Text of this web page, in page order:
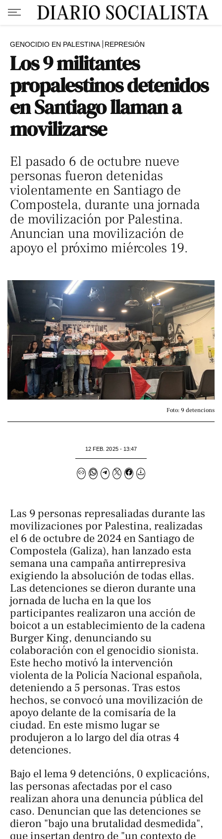
GENOCIDIO EN PALESTINA REPRESIÓN
Los 9 militantes
propalestinos detenidos
en Santiago llaman a
movilizarse
El pasado 6 de octubre nueve
personas fueron detenidas
violentamente en Santiago de
Compostela, durante una jornada
de movilización por Palestina.
Anuncian una movilización de
apoyo el próximo miércoles 19.
Foto: 9 detencions
12 FEB. 2025 - 13:47
Las 9 personas represaliadas durante las
movilizaciones por Palestina, realizadas
el 6 de octubre de 2024 en Santiago de
Compostela (Galiza), han lanzado esta
semana una campaña antirrepresiva
exigiendo la absolución de todas ellas.
Las detenciones se dieron durante una
jornada de lucha en la que los
participantes realizaron una acción de
boicot a un establecimiento de la cadena
Burger King, denunciando su
colaboración con el genocidio sionista.
Este hecho motivó la intervención
violenta de la Policía Nacional española,
deteniendo a 5 personas. Tras estos
hechos, se convocó una movilización de
apoyo delante de la comisaría de la
ciudad. En este mismo lugar se
produjeron a lo largo del día otras 4
detenciones.
Bajo el lema 9 detencións, 0 explicacións,
las personas afectadas por el caso
realizan ahora una denuncia pública del
caso. Denuncian que las detenciones se
dieron "bajo una brutalidad desmedida",
que insertan dentro de "un contexto de